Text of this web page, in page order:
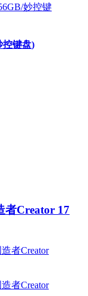
控键盘)
Creator 17